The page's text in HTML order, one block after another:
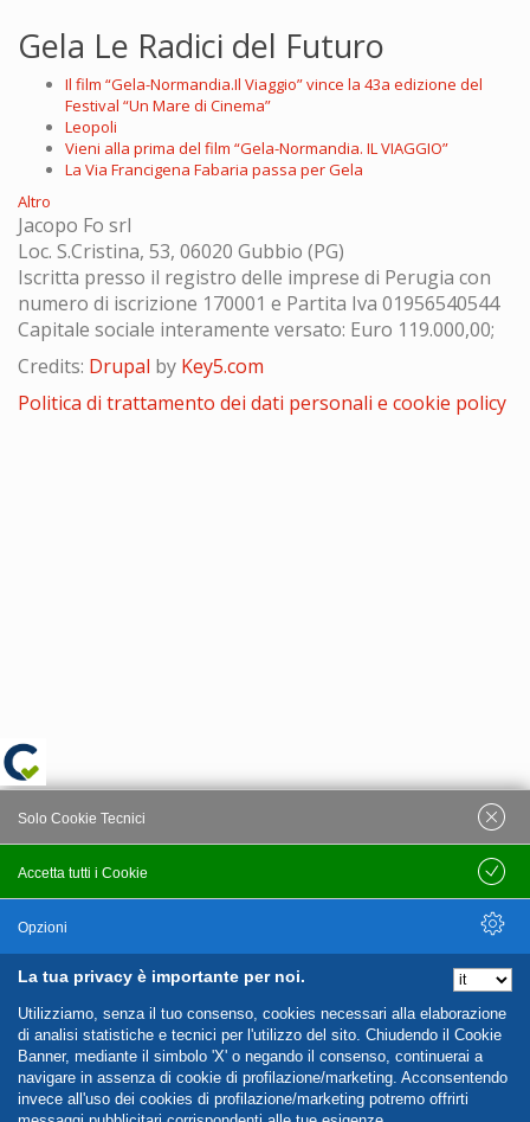
Gela Le Radici del Futuro
Il film “Gela-Normandia.Il Viaggio” vince la 43a edizione del
Festival “Un Mare di Cinema”
Leopoli
Vieni alla prima del film “Gela-Normandia. IL VIAGGIO”
La Via Francigena Fabaria passa per Gela
Altro
Jacopo Fo srl
Loc. S.Cristina, 53, 06020 Gubbio (PG)
Iscritta presso il registro delle imprese di Perugia con
numero di iscrizione 170001 e Partita Iva 01956540544
Capitale sociale interamente versato: Euro 119.000,00;
Credits: Drupal by Key5.com
Politica di trattamento dei dati personali e cookie policy
La tua privacy è importante per noi.
Utilizziamo, senza il tuo consenso, cookies necessari alla elaborazione
di analisi statistiche e tecnici per l'utilizzo del sito. Chiudendo il Cookie
Banner, mediante il simbolo 'X' o negando il consenso, continuerai a
navigare in assenza di cookie di profilazione/marketing. Acconsentendo
invece all'uso dei cookies di profilazione/marketing potremo offrirti
Accetta tutti i Cookie
Solo Cookie Tecnici
Salva
Opzioni
Nascondi Opzioni